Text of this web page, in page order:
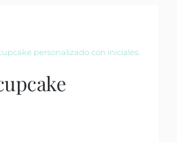
personalizado con iniciales.